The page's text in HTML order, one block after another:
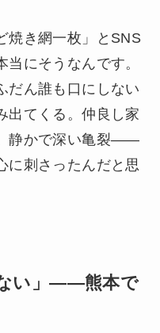
焼き網一枚」とSNS
にそうなんです。
だん誰も口にしない
出てくる。仲良し家
静かで深い亀裂——
に刺さったんだと思
い」——熊本で